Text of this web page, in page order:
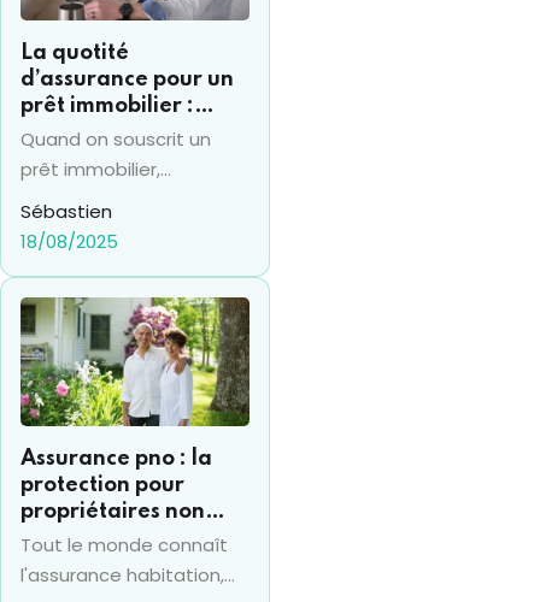
La quotité
d’assurance pour un
prêt immobilier :
comment la calculer ?
Quand on souscrit un
prêt immobilier,
l'assurance emprunteur
occupe toujours une
place de premier choix
qui empruntent. Par
ailleurs, les
établissements
bancaires l'imposent
accorder un crédit. La
notion de “quotité
d'assurance” devient
alors particulièrement
intéressante quand
Sébastien
18/08/2025
Assurance pno : la
protection pour
propriétaires non
occupants
Tout le monde connaît
l'assurance habitation,